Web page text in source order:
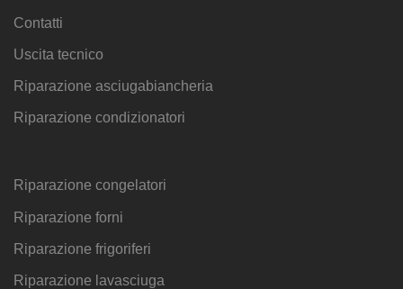
Contatti
Uscita tecnico
Riparazione asciugabiancheria
Riparazione condizionatori
Riparazione congelatori
Riparazione forni
Riparazione frigoriferi
Riparazione lavasciuga